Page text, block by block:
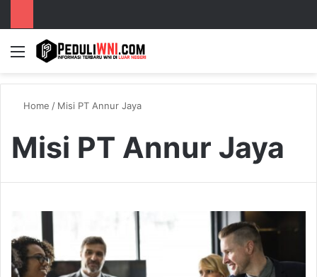
Menu
Home / Misi PT Annur Jaya
Misi PT Annur Jaya